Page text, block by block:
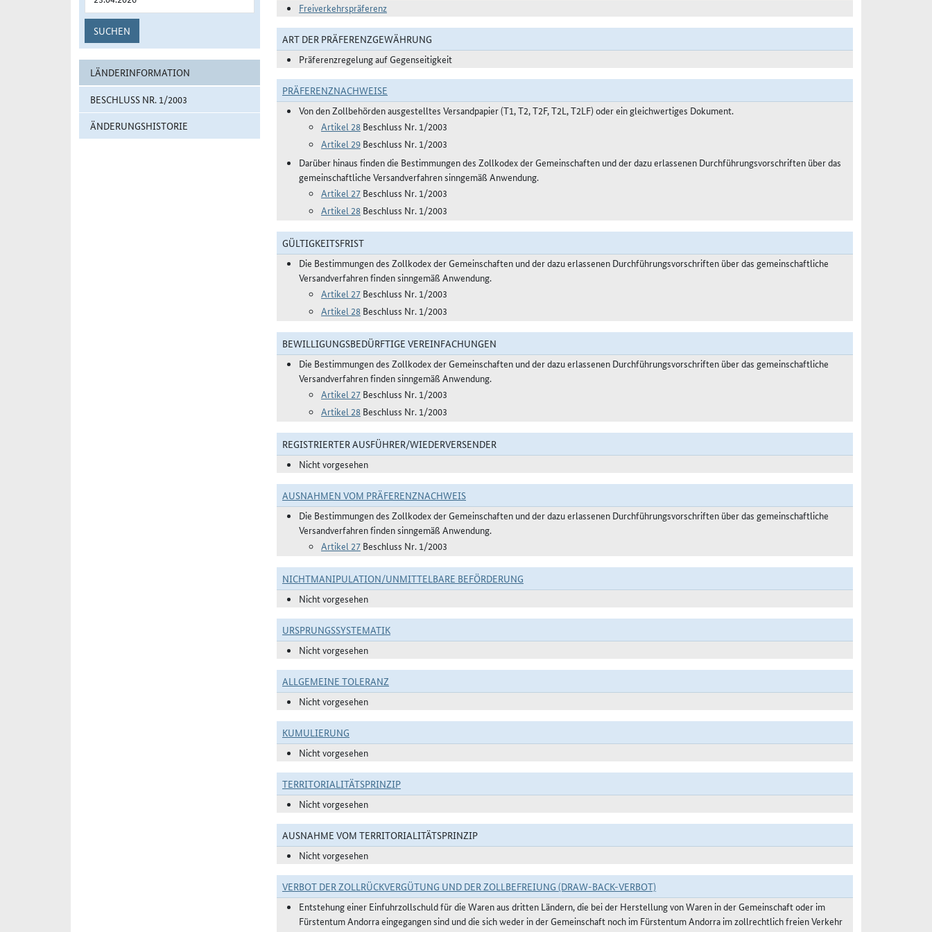
SUCHEN
LÄNDERINFORMATION
BESCHLUSS NR. 1/2003
ÄNDERUNGSHISTORIE
Freiverkehrspräferenz
ART DER PRÄFERENZGEWÄHRUNG
Präferenzregelung auf Gegenseitigkeit
PRÄFERENZNACHWEISE
Von den Zollbehörden ausgestelltes Versandpapier (T1, T2, T2F, T2L, T2LF) oder ein gleichwertiges Dokument.
Artikel 28 Beschluss Nr. 1/2003
Artikel 29 Beschluss Nr. 1/2003
Darüber hinaus finden die Bestimmungen des Zollkodex der Gemeinschaften und der dazu erlassenen Durchführungsvorschriften über das
gemeinschaftliche Versandverfahren sinngemäß Anwendung.
Artikel 27 Beschluss Nr. 1/2003
Artikel 28 Beschluss Nr. 1/2003
GÜLTIGKEITSFRIST
Die Bestimmungen des Zollkodex der Gemeinschaften und der dazu erlassenen Durchführungsvorschriften über das gemeinschaftliche
Versandverfahren finden sinngemäß Anwendung.
Artikel 27 Beschluss Nr. 1/2003
Artikel 28 Beschluss Nr. 1/2003
BEWILLIGUNGSBEDÜRFTIGE VEREINFACHUNGEN
Die Bestimmungen des Zollkodex der Gemeinschaften und der dazu erlassenen Durchführungsvorschriften über das gemeinschaftliche
Versandverfahren finden sinngemäß Anwendung.
Artikel 27 Beschluss Nr. 1/2003
Artikel 28 Beschluss Nr. 1/2003
REGISTRIERTER AUSFÜHRER/WIEDERVERSENDER
Nicht vorgesehen
AUSNAHMEN VOM PRÄFERENZNACHWEIS
Die Bestimmungen des Zollkodex der Gemeinschaften und der dazu erlassenen Durchführungsvorschriften über das gemeinschaftliche
Versandverfahren finden sinngemäß Anwendung.
Artikel 27 Beschluss Nr. 1/2003
NICHTMANIPULATION/UNMITTELBARE BEFÖRDERUNG
Nicht vorgesehen
URSPRUNGSSYSTEMATIK
Nicht vorgesehen
ALLGEMEINE TOLERANZ
Nicht vorgesehen
KUMULIERUNG
Nicht vorgesehen
TERRITORIALITÄTSPRINZIP
Nicht vorgesehen
AUSNAHME VOM TERRITORIALITÄTSPRINZIP
Nicht vorgesehen
VERBOT DER ZOLLRÜCKVERGÜTUNG UND DER ZOLLBEFREIUNG (DRAW-BACK-VERBOT)
Entstehung einer Einfuhrzollschuld für die Waren aus dritten Ländern, die bei der Herstellung von Waren in der Gemeinschaft oder im
Fürstentum Andorra eingegangen sind und die sich weder in der Gemeinschaft noch im Fürstentum Andorra im zollrechtlich freien Verkehr